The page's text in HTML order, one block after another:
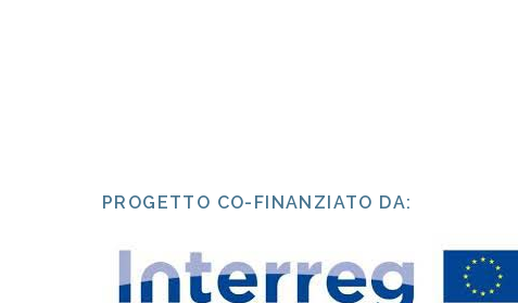
PROGETTO CO-FINANZIATO DA: